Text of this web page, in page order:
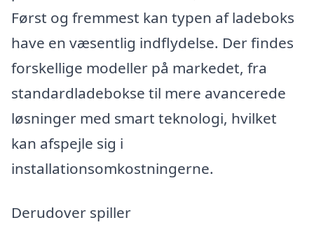
Først og fremmest kan typen af ladeboks
have en væsentlig indflydelse. Der findes
forskellige modeller på markedet, fra
standardladebokse til mere avancerede
løsninger med smart teknologi, hvilket
kan afspejle sig i
installationsomkostningerne.
Derudover spiller